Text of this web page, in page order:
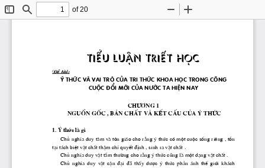
ToggleFind
of 20
Zoom
TiÓu luËn triÕt häc
§Ò tμi:
ý thøc vμ vai trß cña tri thøc khoa häc trong c«ng
cuéc ®æi míi cña n­íc ta hiÖn nay
Ch­¬ng 1
Nguån gèc , b¶n chÊt vμ kÕt cÊu cña ý thøc
1. ý thøc lμ g×
    Chñ nghÜa duy t©m vμ t«n gi ̧o cho r»ng ý thøc cã mét cuéc sèng riªng , tån
t¹i t ̧ch biÖt vËt chÊt thËm chÝ quyÕt ®Þnh , sinh ra vËt chÊt .
      Chñ nghÜa duy vËt tÇm
th­êng cho r»ng ý thøc còng lμ mét d¹ng vËt chÊt .
      Chñ  nghÜa  duy  vËt  cËn  ®¹i  ®·  thÊy
d­îc
  ý  thøc  ph¶n   ̧nh  thÕ  giíi  kh ̧ch